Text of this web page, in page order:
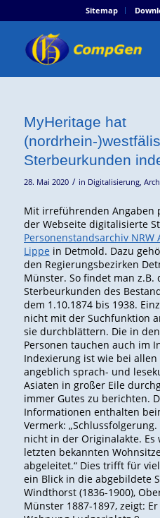
Sitemap
MyHeritage hat
(nordrhein-
Sterbeurkunden
28. Mai 2020 / in Digitalisierung,
Mit irreführenden Angaben
der Webseite digitalisierte
Personenstandsarchiv
Lippe in Detmold. Dazu
den Regierungsbezirken
Münster. So findet man z.B.
Sterbeurkunden des
dem 1.10.1874 bis 1938.
nicht mit der Suchfunktion
sie durchblättern. Die in
Personen tauchen auch im
Indexierung ist wie bei
angeblich sprach- und
Asiaten in großer Eile
immer Gutes zu berichten.
Informationen enthalten
Vermerk:
nicht in der Originalakte. Es
letzten bekannten
abgeleitet.“ Dies trifft für
ein Blick in die abgebildete
Windthorst (1836-1900),
Münster 1887-1897, zeigt: